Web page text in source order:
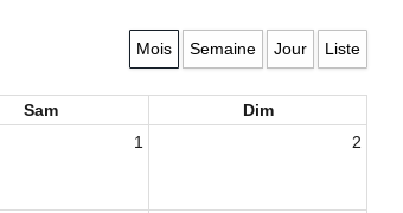
Mois Semaine Jour Liste
Sam
Dim
1 2